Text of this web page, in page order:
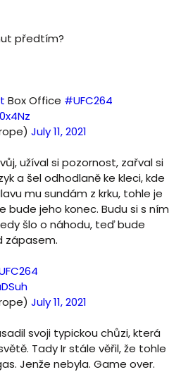
předtím?
Box Office #UFC264
July 11, 2021
užíval si pozornost, zařval si
a šel odhodlaně ke kleci, kde
mu sundám z krku, tohle je
bude jeho konec. Budu si s ním
šlo o náhodu, teď bude
zápasem.
July 11, 2021
svoji typickou chůzi, která
Tady Ir stále věřil, že tohle
Jenže nebyla. Game over.